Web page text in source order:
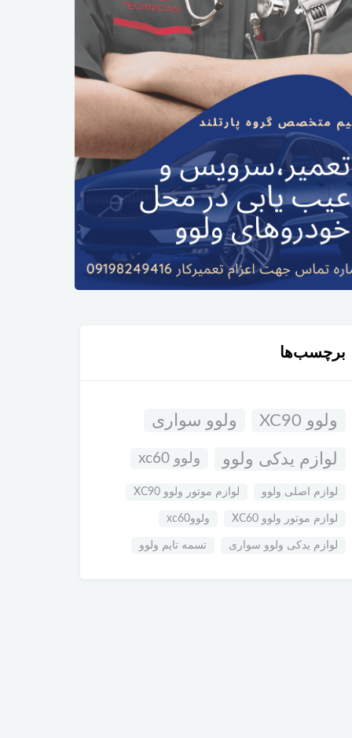
برچسب‌ها
ولوو XC90 ولوو سواری
لوازم یدکی ولوو ولوو xc60
لوازم اصلی ولوو لوازم موتور ولوو XC90
لوازم موتور ولوو XC60 ولووxc60
لوازم یدکی ولوو سواری تسمه تایم ولوو